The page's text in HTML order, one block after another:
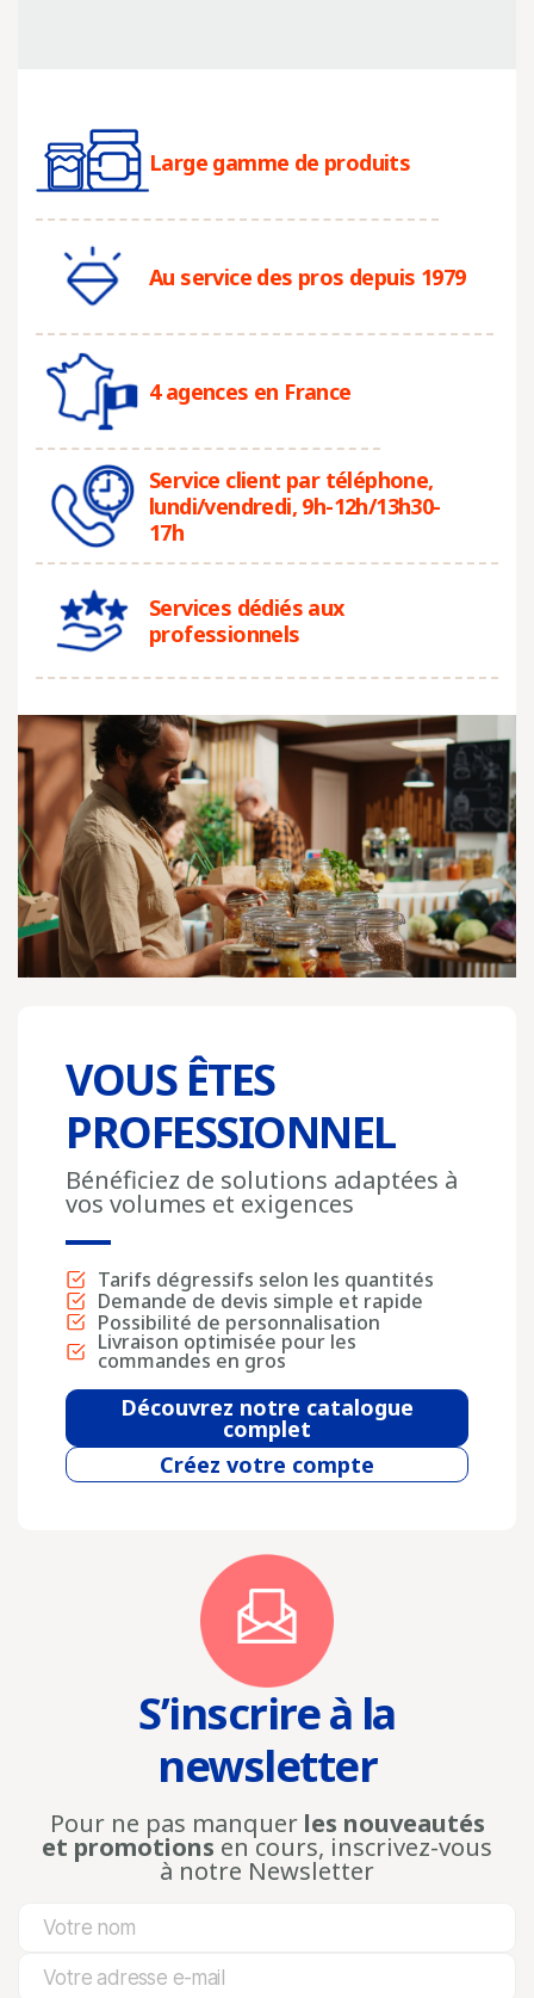
Large gamme de produits
Au service des pros depuis 1979
4 agences en France
Service client par téléphone,
lundi/vendredi, 9h-12h/13h30-
17h
Services dédiés aux
professionnels
VOUS ÊTES
PROFESSIONNEL
Bénéficiez de solutions adaptées à
vos volumes et exigences
Tarifs dégressifs selon les quantités
Demande de devis simple et rapide
Possibilité de personnalisation
Livraison optimisée pour les
commandes en gros
Découvrez notre catalogue
complet
Créez votre compte
S’inscrire à la
newsletter
Pour ne pas manquer les nouveautés
et promotions en cours, inscrivez-vous
à notre Newsletter